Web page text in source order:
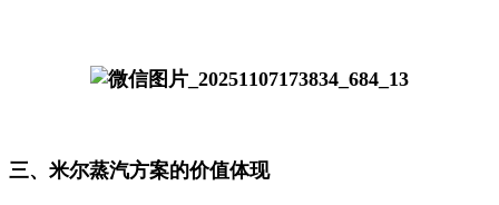
三、米尔蒸汽方案的价值体现